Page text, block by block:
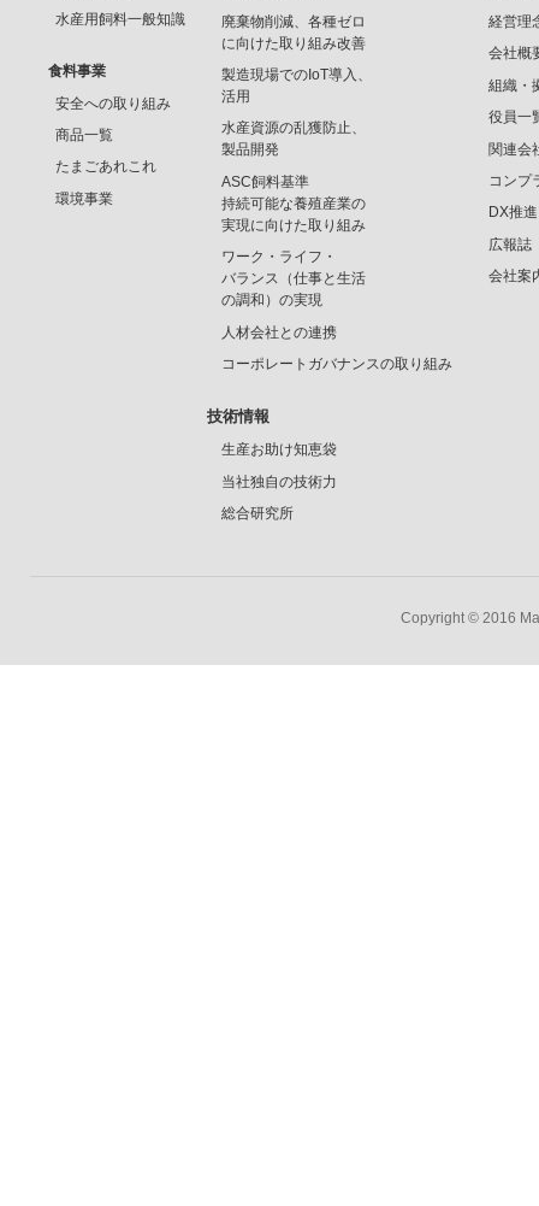
水産用飼料一般知識
食料事業
安全への取り組み
商品一覧
たまごあれこれ
環境事業
廃棄物削減、各種ゼロ
に向けた取り組み改善
製造現場でのIoT導入、
活用
水産資源の乱獲防止、
製品開発
ASC飼料基準
持続可能な養殖産業の
実現に向けた取り組み
ワーク・ライフ・
バランス（仕事と生活
の調和）の実現
人材会社との連携
コーポレートガバナンスの取り組み
技術情報
生産お助け知恵袋
当社独自の技術力
総合研究所
経営理
会社概
組織・
役員一
関連会
コンプ
DX推
広報誌
会社案
Copyright © 2016